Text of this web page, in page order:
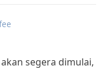
segera dimulai,